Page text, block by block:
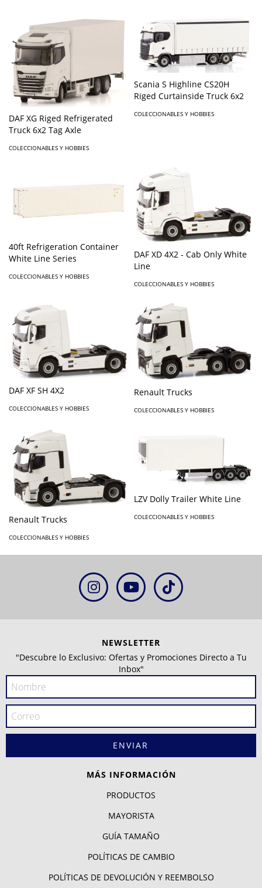
DAF XG Riged Refrigerated
Truck 6x2 Tag Axle
COLECCIONABLES Y HOBBIES
Scania S Highline CS20H
Riged Curtainside Truck 6x2
COLECCIONABLES Y HOBBIES
40ft Refrigeration Container
White Line Series
COLECCIONABLES Y HOBBIES
DAF XD 4X2 - Cab Only White
Line
COLECCIONABLES Y HOBBIES
DAF XF SH 4X2
COLECCIONABLES Y HOBBIES
Renault Trucks
COLECCIONABLES Y HOBBIES
Renault Trucks
COLECCIONABLES Y HOBBIES
LZV Dolly Trailer White Line
COLECCIONABLES Y HOBBIES
NEWSLETTER
"Descubre lo Exclusivo: Ofertas y Promociones Directo a Tu
Inbox"
MÁS INFORMACIÓN
PRODUCTOS
MAYORISTA
GUÍA TAMAÑO
POLÍTICAS DE CAMBIO
POLÍTICAS DE DEVOLUCIÓN Y REEMBOLSO